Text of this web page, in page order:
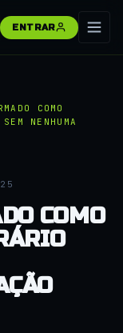
ENTRAR
COMO
NENHUMA
COMO